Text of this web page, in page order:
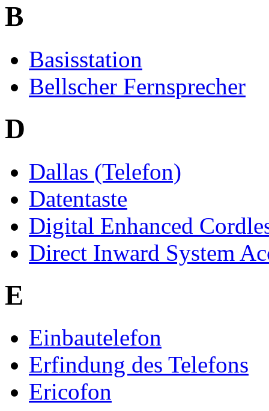
B
Basisstation
Bellscher Fernsprecher
D
Dallas (Telefon)
Datentaste
Digital Enhanced
Direct Inward System
E
Einbautelefon
Erfindung des Telefons
Ericofon